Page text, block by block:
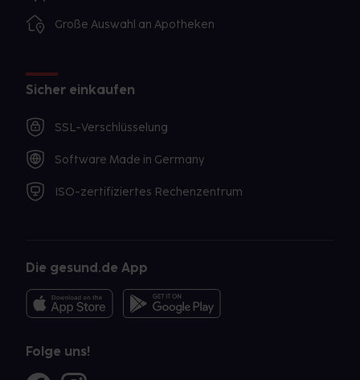
Große Auswahl an Apotheken
Sicher einkaufen
SSL-Verschlüsselung
Software Made in Germany
ISO-zertifiziertes Rechenzentrum
Die gesund.de App
Folge uns!